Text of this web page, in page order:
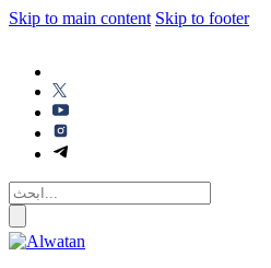
Skip to main content Skip to footer